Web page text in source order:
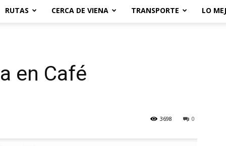
RUTAS CERCA DE VIENA TRANSPORTE LO
en Café
0
3698